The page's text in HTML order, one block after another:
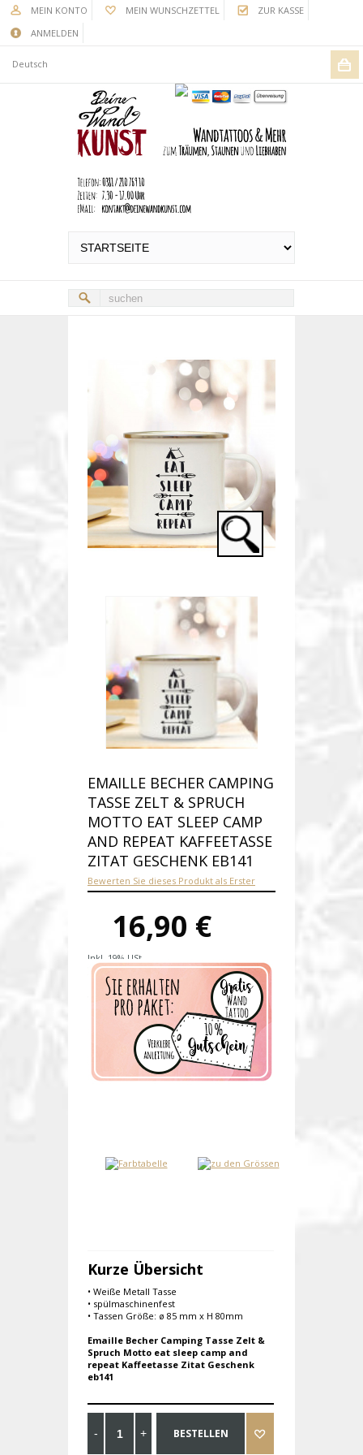
MEIN KONTO MEIN WUNSCHZETTEL
ZUR KASSE
ANMELDEN
Deutsch
EMAILLE BECHER CAMPING
TASSE ZELT & SPRUCH
MOTTO EAT SLEEP CAMP
AND REPEAT KAFFEETASSE
ZITAT GESCHENK EB141
Bewerten Sie dieses Produkt als Erster
16,90 €
Inkl. 19% USt.
Versandkosten
Produktnummer:eb141-E
Verfügbarkeit:Auf Lager
Lieferzeit: 1-2 Werktage
Kurze Übersicht
• Weiße Metall Tasse
• spülmaschinenfest
• Tassen Größe: ø 85 mm x H 80mm
Emaille Becher Camping Tasse Zelt &
Spruch Motto eat sleep camp and
repeat Kaffeetasse Zitat Geschenk
eb141
BESTELLEN